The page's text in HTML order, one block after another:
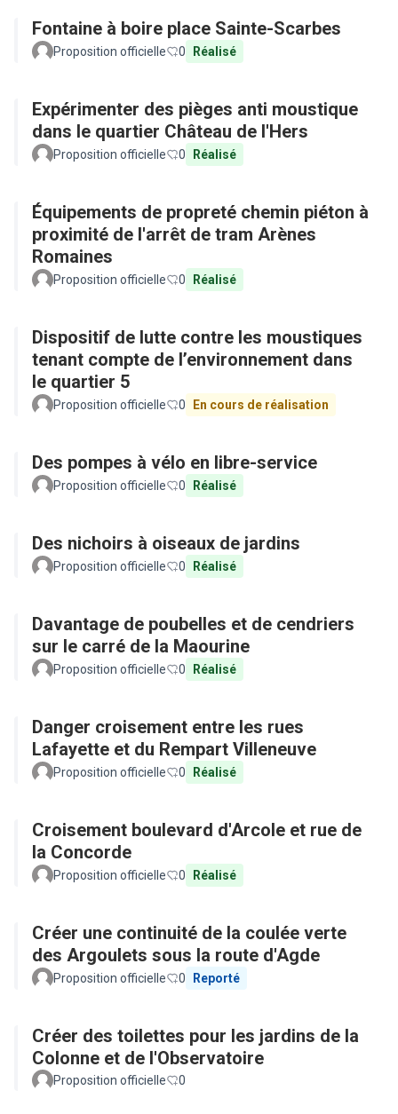
Fontaine à boire place Sainte-Scarbes
Proposition officielle 0 Réalisé
Expérimenter des pièges anti moustique
dans le quartier Château de l'Hers
Proposition officielle 0 Réalisé
Équipements de propreté chemin piéton à
proximité de l'arrêt de tram Arènes
Romaines
Proposition officielle 0 Réalisé
Dispositif de lutte contre les moustiques
tenant compte de l’environnement dans
le quartier 5
Proposition officielle 0 En cours de réalisation
Des pompes à vélo en libre-service
Proposition officielle 0 Réalisé
Des nichoirs à oiseaux de jardins
Proposition officielle 0 Réalisé
Davantage de poubelles et de cendriers
sur le carré de la Maourine
Proposition officielle 0 Réalisé
Danger croisement entre les rues
Lafayette et du Rempart Villeneuve
Proposition officielle 0 Réalisé
Croisement boulevard d'Arcole et rue de
la Concorde
Proposition officielle 0 Réalisé
Créer une continuité de la coulée verte
des Argoulets sous la route d'Agde
Proposition officielle 0 Reporté
Créer des toilettes pour les jardins de la
Colonne et de l'Observatoire
Proposition officielle 0